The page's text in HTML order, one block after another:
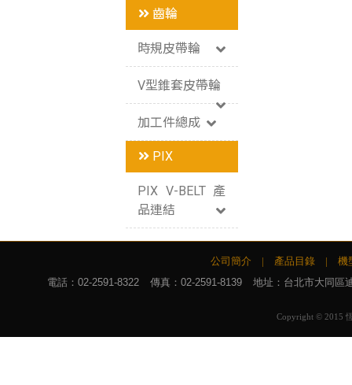
齒輪
時規皮帶輪
V型錐套皮帶輪
加工件總成
PIX
PIX V-BELT 產
品連結
公司簡介 | 產品目錄 |
機
電話：02-2591-8322 傳真：02-2591-8139 地址：台北市大同區
Copyright © 2015